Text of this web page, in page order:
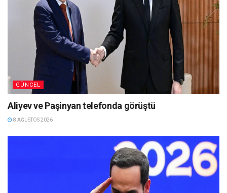
GÜNCEL
Aliyev ve Paşinyan telefonda görüştü
8 AĞUSTOS 2026